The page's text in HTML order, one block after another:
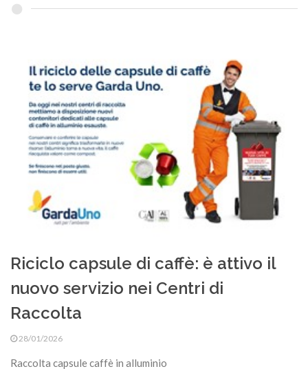
Riciclo capsule di caffè: è attivo il
nuovo servizio nei Centri di
Raccolta
28/01/2026
Raccolta capsule caffè in alluminio